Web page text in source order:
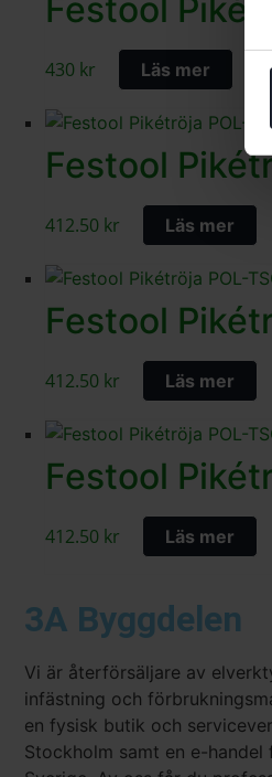
Festool
430 kr Läs mer
Festool
412.50 kr Läs mer
Festool
412.50 kr Läs mer
Festool
412.50 kr Läs mer
3A Byggdelen
Vi är återförsäljare av
infästning och
en fysisk butik och
Stockholm samt en e-handel